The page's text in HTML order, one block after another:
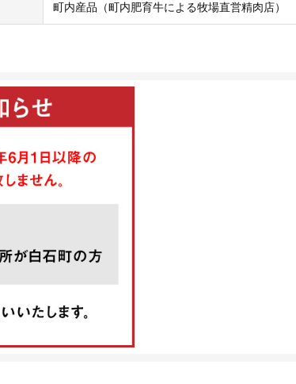
町内産品（町内肥育牛による牧場直営精肉店）